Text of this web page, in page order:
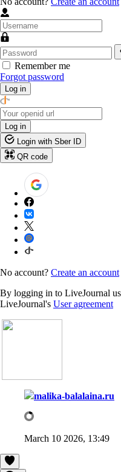
Remember me
Forgot password
Log in
Log in
Login with Sber ID
QR code
No account? Create an account
By logging in to LiveJournal
LiveJournal's User agreement
malika-balalaina.ru
March 10 2026, 13:49